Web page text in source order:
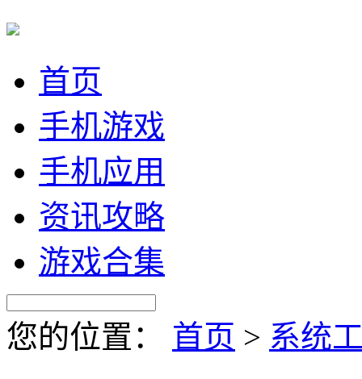
首页
手机游戏
手机应用
资讯攻略
游戏合集
您的位置： 首页 > 系统